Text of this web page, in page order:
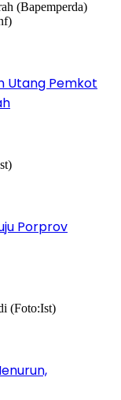
Utang Pemkot
Porprov